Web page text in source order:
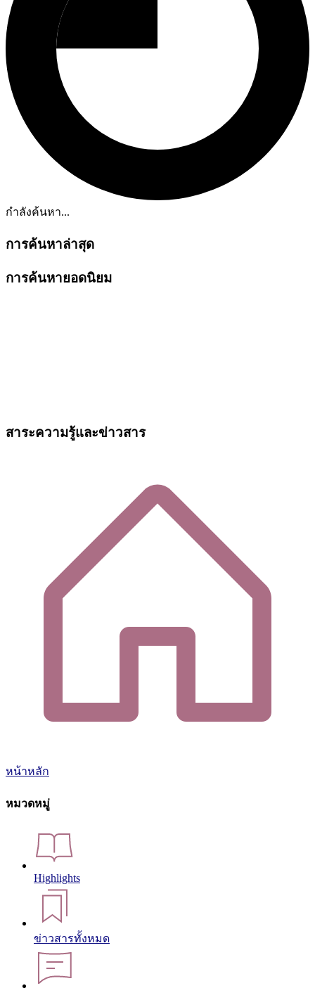
กำลังค้นหา...
การค้นหาล่าสุด
การค้นหายอดนิยม
สาระความรู้และข่าวสาร
หน้าหลัก
หมวดหมู่
Highlights
ข่าวสารทั้งหมด